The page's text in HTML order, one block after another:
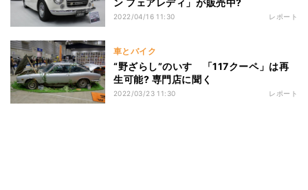
ン フェアレディ」が販売中?
2022/04/16 11:30 レポート
車とバイク
“野ざらし”のいすゞ「117クーペ」は再
生可能? 専門店に聞く
2022/03/23 11:30 レポート